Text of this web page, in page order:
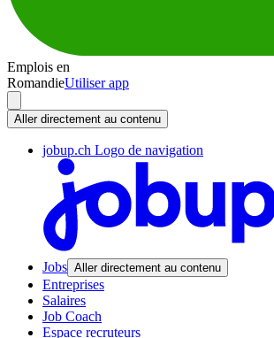
Emplois en
RomandieUtiliser app
Aller directement au contenu
jobup.ch Logo de navigation
Jobs Aller directement au contenu
Entreprises
Salaires
Job Coach
Espace recruteurs